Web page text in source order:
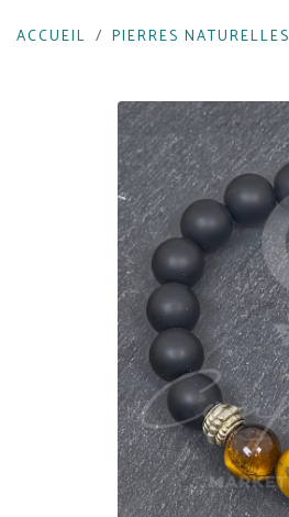
ACCUEIL PIERRES NATURELLES